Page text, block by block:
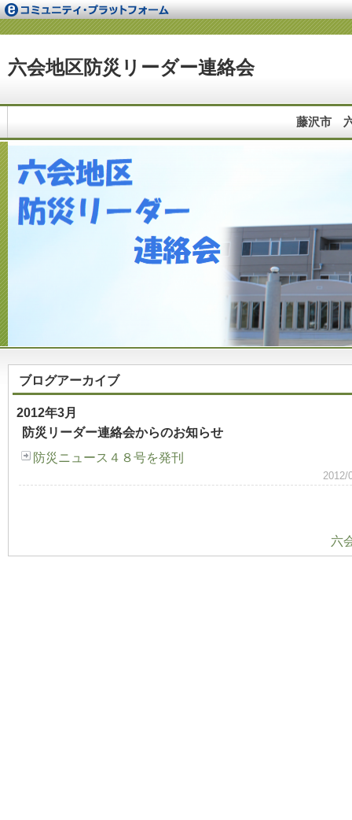
六会地区防災リーダー連絡会
藤沢市
ブログアーカイブ
2012年3月
防災リーダー連絡会からのお知らせ
防災ニュース４８号を発刊
2012/
六